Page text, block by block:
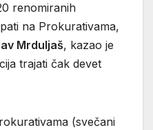
renomiranih
na Prokurativama,
Mrduljaš, kazao je
trajati čak devet
(svečani